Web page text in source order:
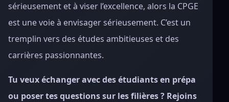
sérieusement et à viser l’excellence, alors la CPGE
est une voie à envisager sérieusement. C’est un
tremplin vers des études ambitieuses et des
carrières passionnantes.
Tu veux échanger avec des étudiants en prépa
ou poser tes questions sur les filières ? Rejoins